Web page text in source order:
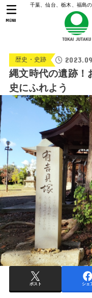
千葉、仙台、栃木、福島
MENU
歴史・史跡
縄文時代の遺跡！
史にふれよう
ポスト シェ